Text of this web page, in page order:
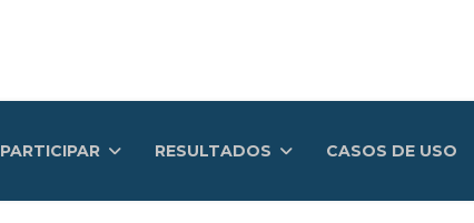
PARTICIPAR RESULTADOS CASOS DE USO